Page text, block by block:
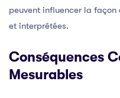
peuvent influencer la façon
et interprétées.
Conséquences
Mesurables